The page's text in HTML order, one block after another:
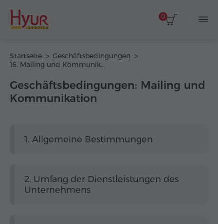
0
Startseite
Geschäftsbedingungen
16. Mailing und Kommunikation
Geschäftsbedingungen: Mailing und
Kommunikation
1. Allgemeine Bestimmungen
2. Umfang der Dienstleistungen des
Unternehmens